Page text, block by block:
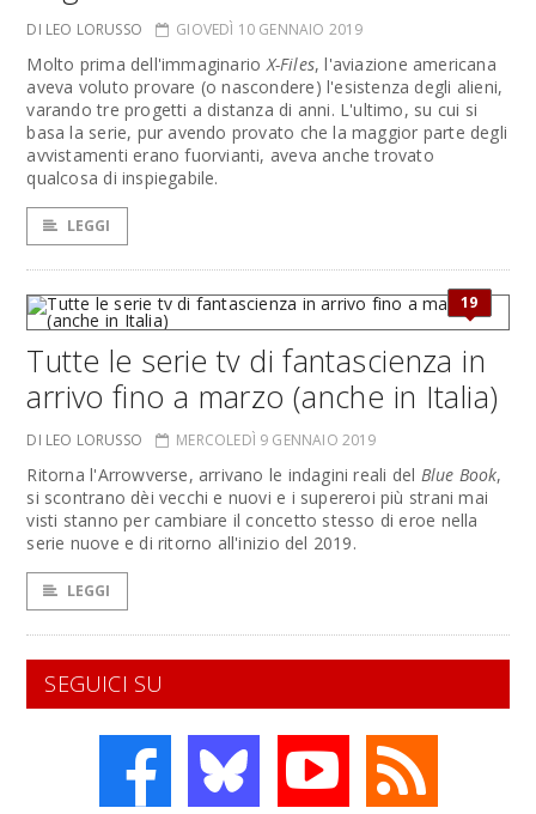
DI LEO LORUSSO GIOVEDÌ 10 GENNAIO 2019
Molto prima dell'immaginarioX-Files, l'aviazione americana
aveva voluto provare (o nascondere) l'esistenza degli alieni,
varando tre progetti a distanza di anni. L'ultimo, su cui si
basa la serie, pur avendo provato che la maggior parte degli
avvistamenti erano fuorvianti, aveva anche trovato
qualcosa di inspiegabile.
LEGGI
19
Tutte le serie tv di fantascienza in
arrivo fino a marzo (anche in Italia)
DI LEO LORUSSO MERCOLEDÌ 9 GENNAIO 2019
Ritorna l'Arrowverse, arrivano le indagini reali del Blue Book,
si scontrano dèi vecchi e nuovi e i supereroi più strani mai
visti stanno per cambiare il concetto stesso di eroe nella
serie nuove e di ritorno all'inizio del 2019.
LEGGI
SEGUICI SU